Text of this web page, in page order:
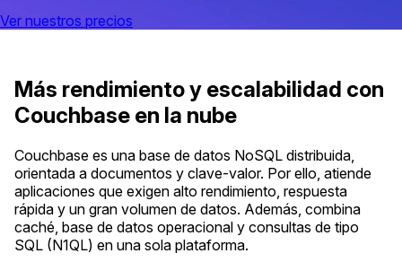
Ver nuestros precios
Más rendimiento y escalabilidad con
Couchbase en la nube
Couchbase es una base de datos NoSQL distribuida,
orientada a documentos y clave-valor. Por ello, atiende
aplicaciones que exigen alto rendimiento, respuesta
rápida y un gran volumen de datos. Además, combina
caché, base de datos operacional y consultas de tipo
SQL (N1QL) en una sola plataforma.